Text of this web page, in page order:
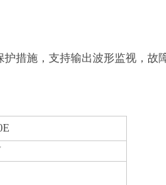
措施，支持输出波形监视，故